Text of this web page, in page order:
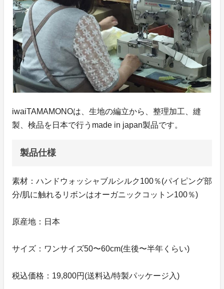
iwaiTAMAMONOは、生地の編立から、整理加工、縫
製、検品を日本で行うmade in japan製品です。
製品仕様
素材：ハンドウォッシャブルシルク100％(パイピング部
分/肌に触れるリボンはオーガニックコットン100％)
原産地：日本
サイズ：ワンサイズ50〜60cm(生後〜半年くらい)
税込価格：19,800円(送料込/特製パッケージ入)